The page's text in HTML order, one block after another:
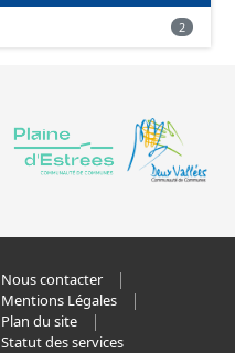
2
Nous contacter
Mentions Légales
Plan du site
Statut des services